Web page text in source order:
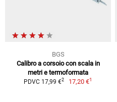
BGS
Calibro a corsoio con scala in
metri e termoformata
PDVC 17,99 €2 17,20 €1